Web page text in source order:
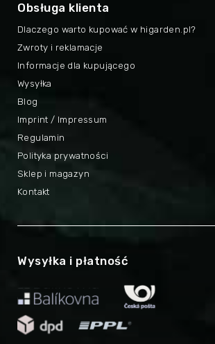
Obsługa klienta
Dlaczego warto kupować w higarden.pl?
Imprint / Impressum
Zwroty i reklamacje
Regulamin
Informacje dla kupującego
Polityka prywatności
Wysyłka
Sklep i magazyn
Blog
Kontakt
Wysyłka i płatność